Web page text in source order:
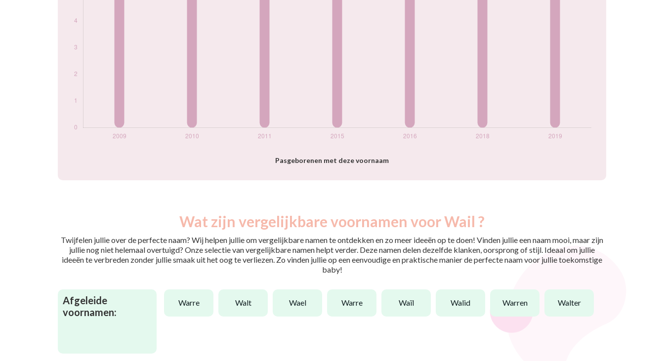
Pasgeborenen met deze voornaam
Wat zijn vergelijkbare voornamen voor Wail ?
Twijfelen jullie over de perfecte naam? Wij helpen jullie om vergelijkbare namen te ontdekken en zo meer ideeën op te doen! Vinden jullie een naam mooi, maar zijn
jullie nog niet helemaal overtuigd? Onze selectie van vergelijkbare namen helpt verder. Deze namen delen dezelfde klanken, oorsprong of stijl. Ideaal om jullie
ideeën te verbreden zonder jullie smaak uit het oog te verliezen. Zo vinden jullie op een eenvoudige en praktische manier de perfecte naam voor jullie toekomstige
baby!
Afgeleide
voornamen:
warre walt wael warre waïl walid warren walter